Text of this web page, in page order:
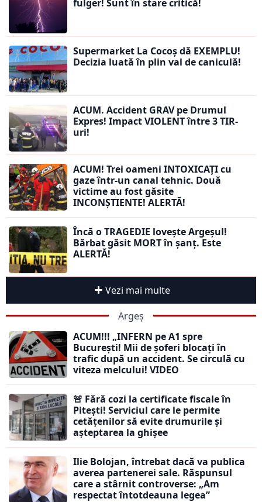
fulger! Sunt în stare critică!
Supermarket La Cocoș dă EXEMPLU!
Decizia luată în plin val de caniculă!
ACUM. Accident GRAV pe Drumul
Expres! Impact VIOLENT între 3 TIR-
uri!
ACUM! Trei oameni INTOXICAȚI cu
gaze într-un canal tehnic. Două
victime au fost găsite
INCONȘTIENTE! ALERTĂ!
Încă o TRAGEDIE lovește Argeșul!
Bărbat găsit MORT în șanț. Este
ALERTĂ!
Vezi mai multe
Argeș
ACUM!!! „INFERN pe A1 spre
București! Mii de șoferi blocați în
trafic după un accident. Se circulă cu
viteza melcului! VIDEO
🚨 Fără cozi la certificate fiscale în
Pitești! Serviciul care le permite
cetățenilor să evite drumurile și
așteptarea la ghișee
Ilie Bolojan, întrebat dacă va publica
averea partenerei sale. Răspunsul
care a stârnit controverse: „Am
respectat întotdeauna legea”